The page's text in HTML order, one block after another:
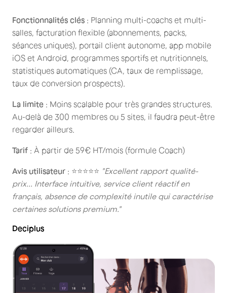
Fonctionnalités clés : Planning multi-coachs et multi-
salles, facturation flexible (abonnements, packs,
séances uniques), portail client autonome, app mobile
iOS et Android, programmes sportifs et nutritionnels,
statistiques automatiques (CA, taux de remplissage,
taux de conversion prospects).
La limite : Moins scalable pour très grandes structures.
Au-delà de 300 membres ou 5 sites, il faudra peut-être
regarder ailleurs.
Tarif : À partir de 59€ HT/mois (formule Coach)
Avis utilisateur : ⭐⭐⭐⭐⭐ "Excellent rapport qualité-
prix... Interface intuitive, service client réactif en
français, absence de complexité inutile qui caractérise
certaines solutions premium."
Deciplus